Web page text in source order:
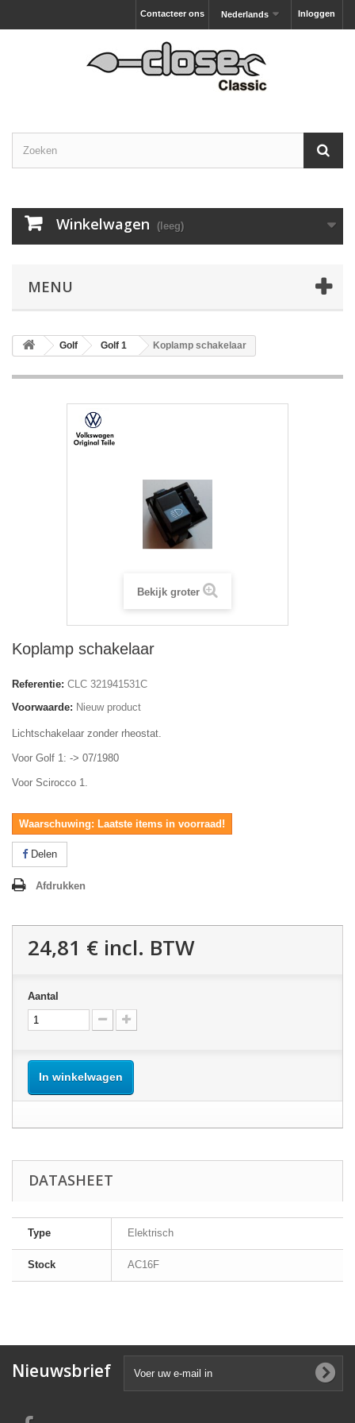
Inloggen
Nederlands
Contacteer ons
Winkelwagen (leeg)
MENU
Golf Golf 1 Koplamp schakelaar
Bekijk groter
Koplamp schakelaar
Referentie: CLC 321941531C
Voorwaarde: Nieuw product
Lichtschakelaar zonder rheostat.
Voor Golf 1: -> 07/1980
Voor Scirocco 1.
Waarschuwing: Laatste items in voorraad!
Delen
Afdrukken
24,81 € incl. BTW
Aantal
In winkelwagen
DATASHEET
Type Elektrisch
Stock AC16F
Nieuwsbrief